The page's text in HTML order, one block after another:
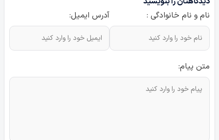
نام و نام خانوادگی :
آدرس ایمیل:
متن پیام: